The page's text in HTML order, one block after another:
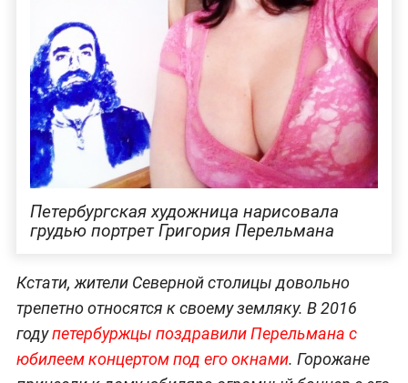
Петербургская художница нарисовала
грудью портрет Григория Перельмана
Кстати, жители Северной столицы довольно
трепетно относятся к своему земляку. В 2016
годупетербуржцы поздравили Перельмана с
юбилеем концертом под его окнами. Горожане